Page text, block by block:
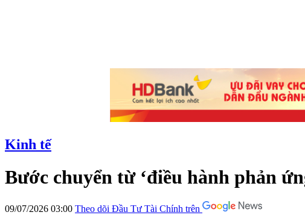
Kinh tế
Bước chuyển từ ‘điều hành phản
09/07/2026 03:00 Theo dõi Đầu Tư Tài Chính trên